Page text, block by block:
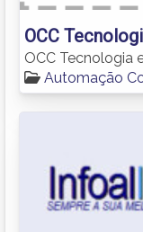
OCC
OCC Tecnologia
Automação